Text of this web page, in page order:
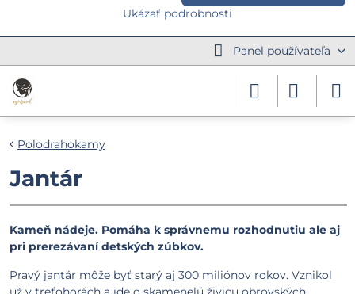
Panel používateľa
Polodrahokamy
Jantár
Kameň nádeje. Pomáha k správnemu rozhodnutiu ale aj
pri prerezávaní detských zúbkov.
Pravý jantár môže byť starý aj 300 miliónov rokov. Vznikol
Ukázať podrobnosti